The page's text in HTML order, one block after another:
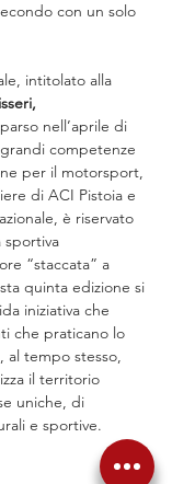
con un solo
intitolato alla
nell’aprile di
competenze
per il motorsport,
di ACI Pistoia e
è riservato
sportiva
“staccata” a
quinta edizione si
iniziativa che
che praticano lo
al tempo stesso,
il territorio
uniche, di
e sportive.